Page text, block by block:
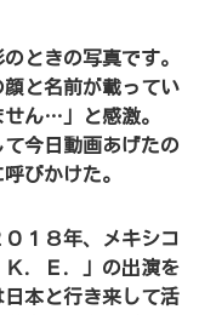
ときの写真です。
と名前が載ってい
ん…」と感激。
て今日動画あげたの
びかけた。
１８年、メキシコ
．Ｅ．」の出演を
本と行き来して活